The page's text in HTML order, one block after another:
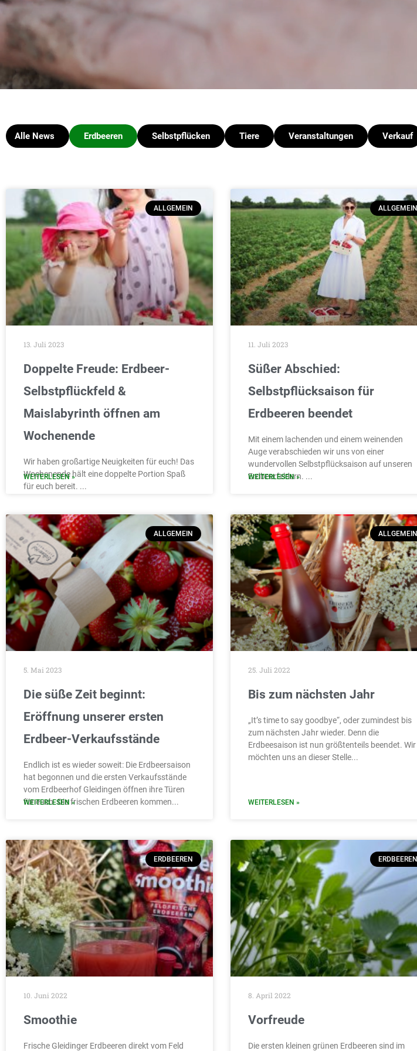
Alle News Erdbeeren Selbstpflücken Tiere Veranstaltungen Verkauf
ALLGEMEIN
Doppelte Freude: Erdbeer-
Selbstpflückfeld &
Maislabyrinth öffnen am
Wochenende
Wir haben großartige Neuigkeiten für euch! Das
Wochenende hält eine doppelte Portion Spaß
für euch bereit.
WEITERLESEN »
13. Juli 2023
ALLGEMEIN
Süßer Abschied:
Selbstpflücksaison für
Erdbeeren beendet
Mit einem lachenden und einem weinenden
Auge verabschieden wir uns von einer
wundervollen Selbstpflücksaison auf unseren
Erdbeerfeldern.
WEITERLESEN »
11. Juli 2023
ALLGEMEIN
Die süße Zeit beginnt:
Eröffnung unserer ersten
Erdbeer-Verkaufsstände
Endlich ist es wieder soweit: Die Erdbeersaison
hat begonnen und die ersten Verkaufsstände
vom Erdbeerhof Gleidingen öffnen ihre Türen
für euch. Die frischen Erdbeeren kommen
WEITERLESEN »
5. Mai 2023
ALLGEMEIN
Bis zum nächsten Jahr
„It’s time to say goodbye“, oder zumindest bis
zum nächsten Jahr wieder. Denn die
Erdbeesaison ist nun größtenteils beendet. Wir
möchten uns an dieser Stelle
WEITERLESEN »
25. Juli 2022
ERDBEEREN
Smoothie
Frische Gleidinger Erdbeeren direkt vom Feld
10. Juni 2022
ERDBEEREN
Vorfreude
Die ersten kleinen grünen Erdbeeren sind im
8. April 2022